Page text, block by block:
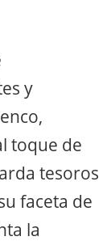
y
toque de
tesoros
faceta de
la